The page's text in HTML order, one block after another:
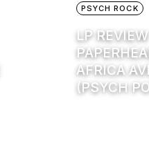
PSYCH ROCK
LP
AFRICA
(PSYCH